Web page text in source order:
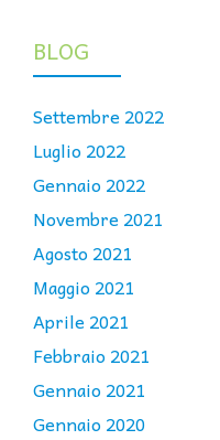
BLOG
Settembre 2022
Luglio 2022
Gennaio 2022
Novembre 2021
Agosto 2021
Maggio 2021
Aprile 2021
Febbraio 2021
Gennaio 2021
Gennaio 2020